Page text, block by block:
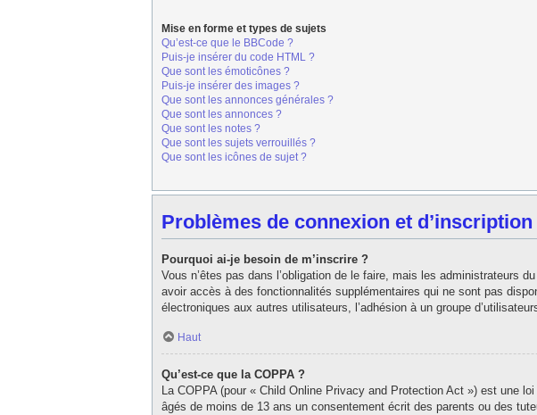
Mise en forme et types de sujets
Qu’est-ce que le BBCode ?
Puis-je insérer du code HTML ?
Que sont les émoticônes ?
Puis-je insérer des images ?
Que sont les annonces générales ?
Que sont les annonces ?
Que sont les notes ?
Que sont les sujets verrouillés ?
Que sont les icônes de sujet ?
Problèmes de connexion et d’inscription
Pourquoi ai-je besoin de m’inscrire ?
Vous n’êtes pas dans l’obligation de le faire, mais les administrateurs
avoir accès à des fonctionnalités supplémentaires qui ne sont pas
électroniques aux autres utilisateurs, l’adhésion à un groupe
Haut
Qu’est-ce que la COPPA ?
La COPPA (pour « Child Online Privacy and Protection Act ») est une
âgés de moins de 13 ans un consentement écrit des parents ou des